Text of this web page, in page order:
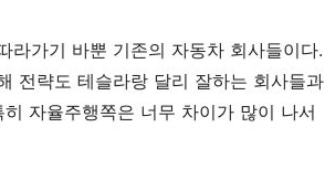
라가기 바뿐 기존의 자동차 회사들이다.
전략도 테슬라랑 달리 잘하는 회사들과
자율주행쪽은 너무 차이가 많이 나서